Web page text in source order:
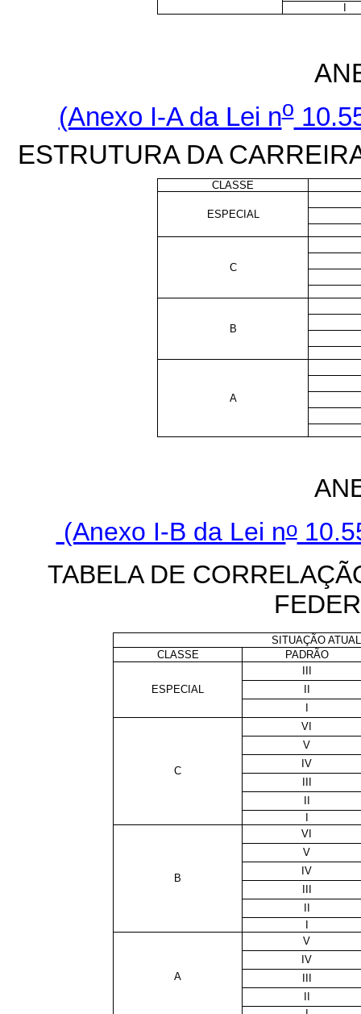
I
(Anexo I-A da Lei no
ESTRUTURA DA
CLASSE
ESPECIAL
C
B
A
(Anexo I-B da Lei no
TABELA DE
SITUAÇÃO ATUAL
CLASSE
PADRÃO
ESPECIAL
C
VI
V
IV
B
VI
V
IV
A
V
IV